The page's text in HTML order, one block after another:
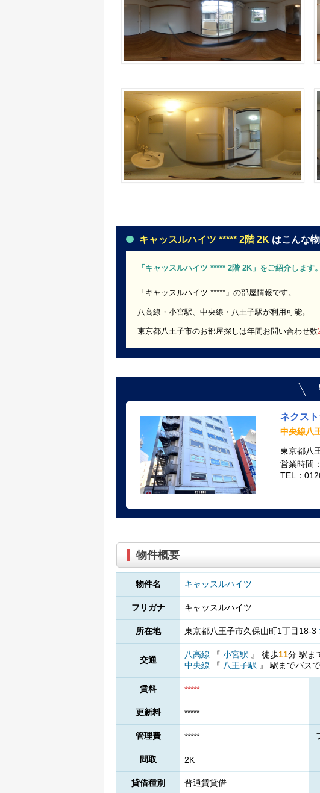
キャッスルハイツ ***** 2階 2K はこんな物
「キャッスルハイツ ***** 2階 2K」をご紹介します。
「キャッスルハイツ *****」の部屋情報です。
八高線・小宮駅、中央線・八王子駅が利用可能。
東京都八王子市のお部屋探しは年間お問い合わせ数
ネクス
中央線八
東京都八
営業時間
TEL：
物件概要
物件名 キャッスルハイツ
フリガナ キャッスルハイツ
所在地 東京都八王子市久保山町1丁目18-3
交通
八高線 『 小宮駅 』 徒歩11分 駅ま
中央線
『 八王子駅 』 駅までバスで
賃料 *****
更新料 *****
管理費 *****
間取 2K
貸借種別 普通賃貸借